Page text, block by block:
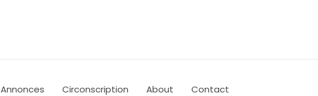
Annonces Circonscription About Contact